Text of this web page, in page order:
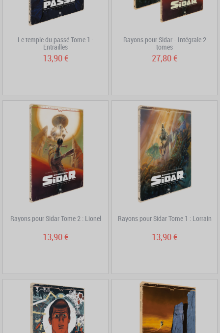
Le temple du passé Tome 1 :
Entrailles
13,90 €
Rayons pour Sidar - Intégrale 2
tomes
27,80 €
Rayons pour Sidar Tome 2 : Lionel
13,90 €
Rayons pour Sidar Tome 1 : Lorrain
13,90 €